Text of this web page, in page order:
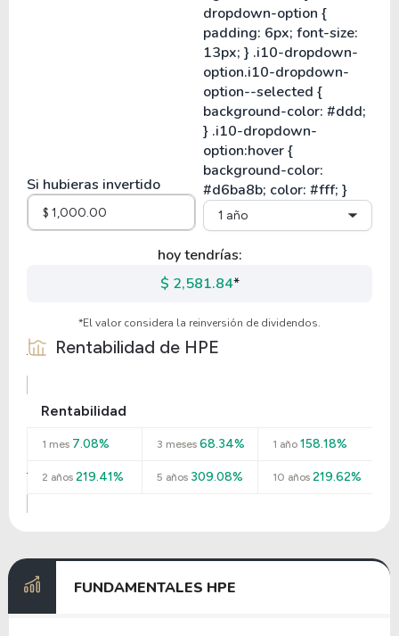
Si hubieras invertido
1 año
hoy tendrías:
$ 2,581.84*
*El valor considera la reinversión de dividendos.
Rentabilidad de HPE
Rentabilidad
1 mes 7.08% 3 meses 68.34% 1 año158.18%
2 años 219.41% 5 años 309.08% 10 años219.62%
FUNDAMENTALES HPE